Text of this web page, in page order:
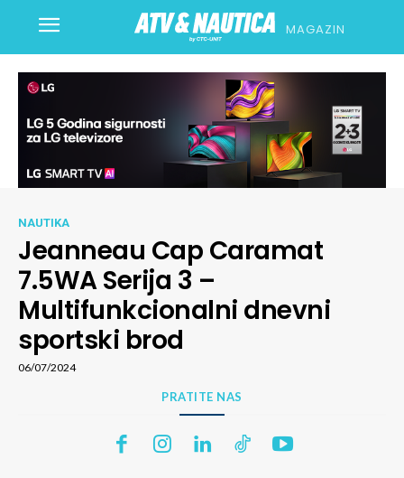
MAGAZIN
NAUTIKA
Jeanneau Cap Caramat
7.5WA Serija 3 –
Multifunkcionalni dnevni
sportski brod
06/07/2024
PRATITE NAS